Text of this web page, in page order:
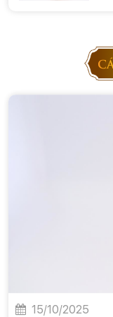
15/10/2025